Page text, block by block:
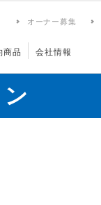
オーナー募集
商品 会社情報